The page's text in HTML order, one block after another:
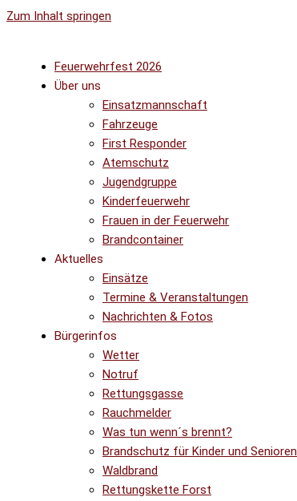
Zum Inhalt springen
Feuerwehrfest 2026
Über uns
Einsatzmannschaft
Fahrzeuge
First Responder
Atemschutz
Jugendgruppe
Kinderfeuerwehr
Frauen in der Feuerwehr
Brandcontainer
Aktuelles
Einsätze
Termine & Veranstaltungen
Nachrichten & Fotos
Bürgerinfos
Wetter
Notruf
Rettungsgasse
Rauchmelder
Was tun wenn´s brennt?
Brandschutz für Kinder und Senioren
Waldbrand
Rettungskette Forst